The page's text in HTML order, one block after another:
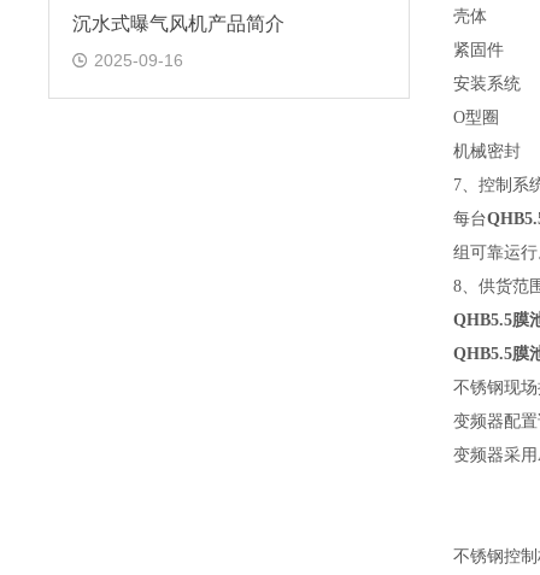
沉水式曝气风机产品简介
2025-09-16
壳体
紧固件
安装系统
O型
机械密封
7、控制系
每台
组可靠运
8、供货范
QHB5.5膜
QHB5.5膜
不锈钢现
变频器配
变频器采用
不锈钢控